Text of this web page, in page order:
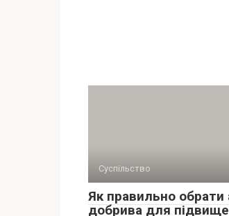
Суспільство
Як правильно обрати
добрива для